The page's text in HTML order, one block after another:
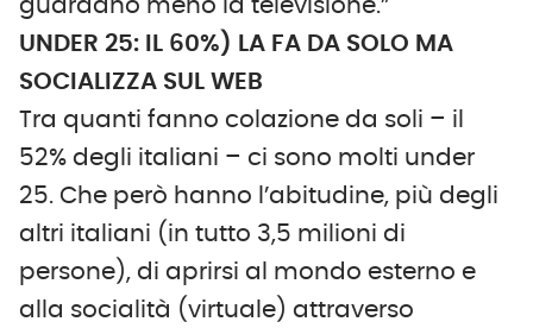
guardano meno la televisione.”
UNDER 25: IL 60%) LA FA DA SOLO MA
SOCIALIZZA SUL WEB
Tra quanti fanno colazione da soli – il
52% degli italiani – ci sono molti under
25. Che però hanno l’abitudine, più degli
altri italiani (in tutto 3,5 milioni di
persone), di aprirsi al mondo esterno e
alla socialità (virtuale) attraverso